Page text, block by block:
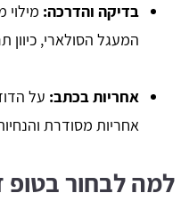
בדיקה והדרכה: מילוי
המעגל הסולארי,
אחריות בכתב: על
אחריות מסודרת
למה לבחור בטופ